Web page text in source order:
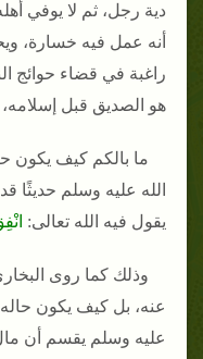
دية رجل، ثم لا يوفي
أنه عمل فيه خسارة،
راغبة في قضاء حوائج
هو الصديق قبل
ما بالكم كيف يكون
الله عليه وسلم حديثًا
يقول فيه الله تعالى:
وذلك كما روى
عنه، بل كيف يكون
عليه وسلم يقسم أن